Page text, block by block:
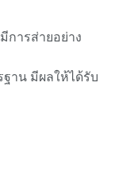
การส่ายอย่าง
าน มีผลให้ได้รับ